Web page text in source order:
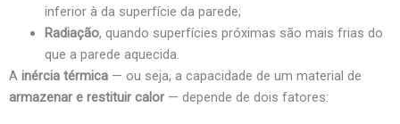
inferior à da superfície da parede;
Radiação, quando superfícies próximas são mais frias do
que a parede aquecida.
A inércia térmica — ou seja, a capacidade de um material de
armazenar e restituir calor — depende de dois fatores: